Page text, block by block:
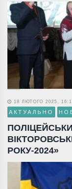
18 ЛЮТОГО 2025,
АКТУАЛЬНО
РОКУ-2024»